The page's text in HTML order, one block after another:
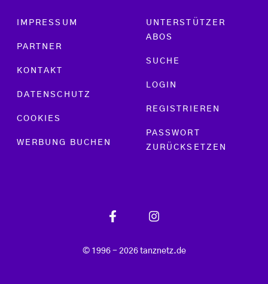
Footer menu
IMPRESSUM
PARTNER
KONTAKT
DATENSCHUTZ
COOKIES
WERBUNG BUCHEN
UNTERSTÜTZER
ABOS
SUCHE
LOGIN
REGISTRIEREN
PASSWORT
ZURÜCKSETZEN
© 1996 - 2026 tanznetz.de